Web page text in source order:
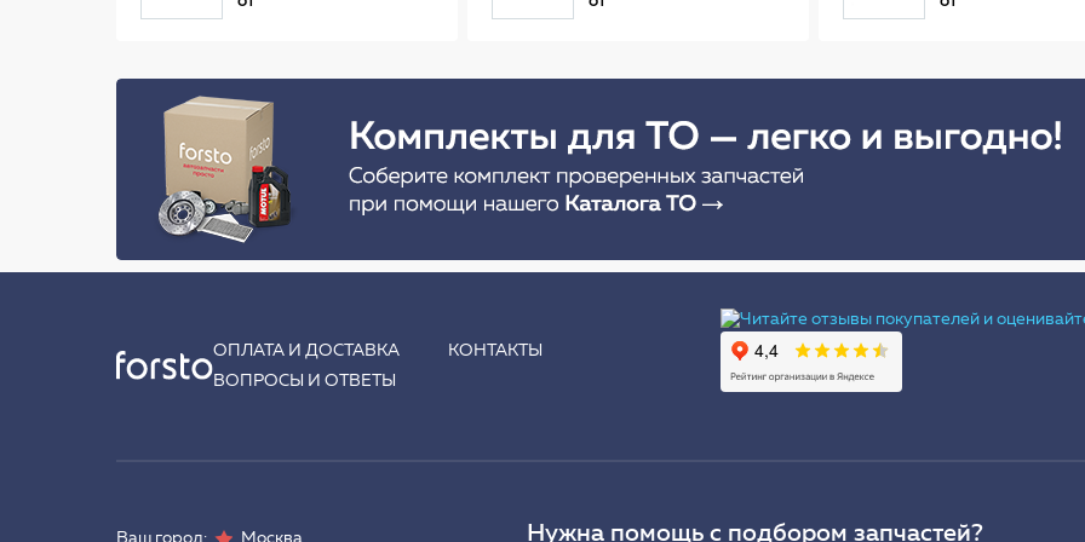
ОПЛАТА И ДОСТАВКА
КОНТАКТЫ
ВОПРОСЫ И ОТВЕТЫ
Нужна помощь с подбором запчастей?